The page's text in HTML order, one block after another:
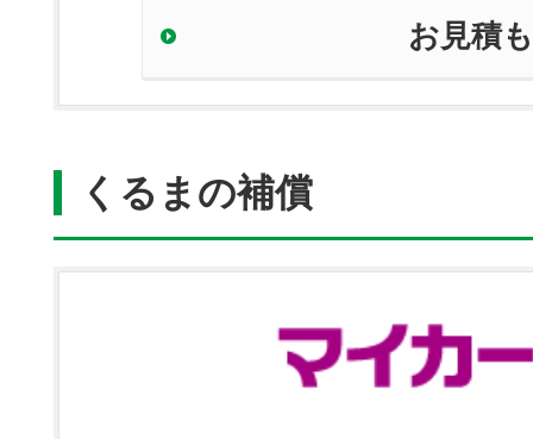
お見積
くるまの補償